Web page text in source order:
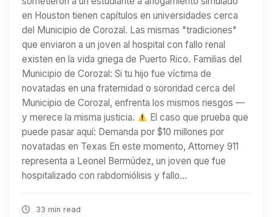
en Houston tienen capítulos en universidades cerca
del Municipio de Corozal. Las mismas "tradiciones"
que enviaron a un joven al hospital con fallo renal
existen en la vida griega de Puerto Rico. Familias del
Municipio de Corozal: Si tu hijo fue víctima de
novatadas en una fraternidad o sororidad cerca del
Municipio de Corozal, enfrenta los mismos riesgos —
y merece la misma justicia.
El caso que prueba que
puede pasar aquí: Demanda por $10 millones por
novatadas en Texas En este momento, Attorney 911
representa a Leonel Bermúdez, un joven que fue
hospitalizado con rabdomiólisis y fallo…
33 min read